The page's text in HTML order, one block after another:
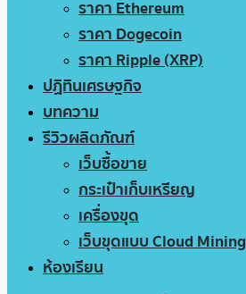
ราคา Ethereum
ราคา Dogecoin
ราคา Ripple (XRP)
ปฏิทินเศรษฐกิจ
บทความ
รีวิวผลิตภัณฑ์
เว็บซื้อขาย
กระเป๋าเก็บเหรียญ
เครื่องขุด
เว็บขุดแบบ Cloud Mining
ห้องเรียน